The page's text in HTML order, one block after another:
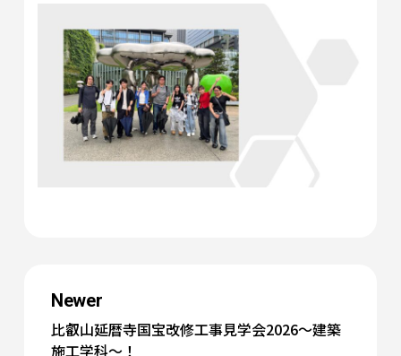
Newer
比叡山延暦寺国宝改修工事見学会2026～建築
施工学科～！